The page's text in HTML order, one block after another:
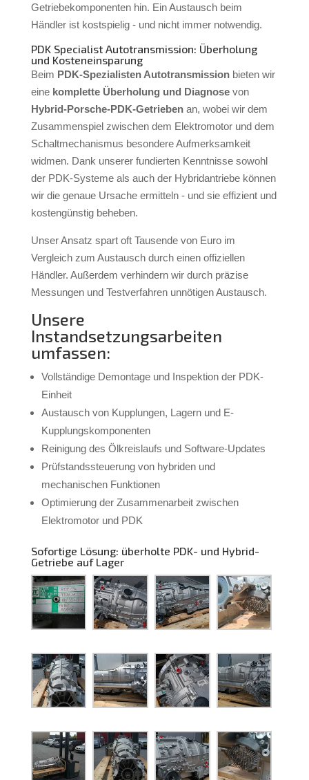
Getriebekomponenten hin. Ein Austausch beim
Händler ist kostspielig - und nicht immer notwendig.
PDK Specialist Autotransmission: Überholung
und Kosteneinsparung
Beim PDK-Spezialisten Autotransmissionbieten wir
eine komplette Überholung und Diagnosevon
Hybrid-Porsche-PDK-Getriebenan, wobei wir dem
Zusammenspiel zwischen dem Elektromotor und dem
Schaltmechanismus besondere Aufmerksamkeit
widmen. Dank unserer fundierten Kenntnisse sowohl
der PDK-Systeme als auch der Hybridantriebe können
wir die genaue Ursache ermitteln - und sie effizient und
kostengünstig beheben.
Unser Ansatz spart oft Tausende von Euro im
Vergleich zum Austausch durch einen offiziellen
Händler. Außerdem verhindern wir durch präzise
Messungen und Testverfahren unnötigen Austausch.
Unsere
Instandsetzungsarbeiten
umfassen:
Vollständige Demontage und Inspektion der PDK-
Einheit
Austausch von Kupplungen, Lagern und E-
Kupplungskomponenten
Reinigung des Ölkreislaufs und Software-Updates
Prüfstandssteuerung von hybriden und
mechanischen Funktionen
Optimierung der Zusammenarbeit zwischen
Elektromotor und PDK
Sofortige Lösung: überholte PDK- und Hybrid-
Getriebe auf Lager